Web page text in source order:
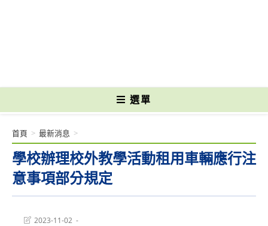
選單
學校辦理校外教學活動租用車輛應行注
意事項部分規定
首頁 > 最新消息 >
Post2023-11-02